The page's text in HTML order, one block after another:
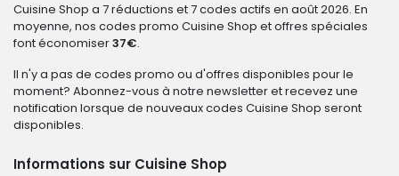
Cuisine Shop a 7 réductions et 7 codes actifs en août 2026. En
moyenne, nos codes promo Cuisine Shop et offres spéciales
font économiser37€.
Il n'y a pas de codes promo ou d'offres disponibles pour le
moment? Abonnez-vous à notre newsletter et recevez une
notification lorsque de nouveaux codes Cuisine Shop seront
disponibles.
Informations sur Cuisine Shop